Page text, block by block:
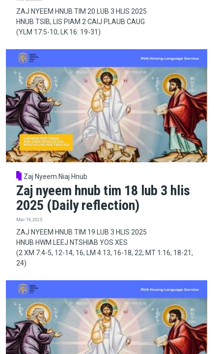
ZAJ NYEEM HNUB TIM 20 LUB 3 HLIS 2025
HNUB TSIB, LIS PIAM 2 CAIJ PLAUB CAUG
(YLM 17:5-10; LK 16: 19-31)
Zaj Nyeem Niaj Hnub
Zaj nyeem hnub tim 18 lub 3 hlis
2025 (Daily reflection)
Mar 19, 2025
ZAJ NYEEM HNUB TIM 19 LUB 3 HLIS 2025
HNUB HWM LEEJ NTSHIAB YOS XES
(2 XM 7:4-5, 12-14, 16; LM 4:13, 16-18, 22; MT 1:16, 18-21,
24)